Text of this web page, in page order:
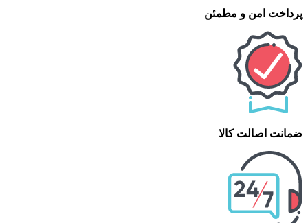
پرداخت امن و مطمئن
ضمانت اصالت کالا